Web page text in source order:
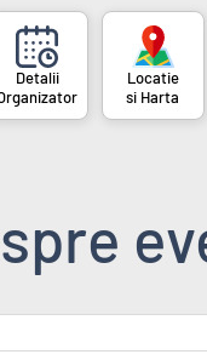
si Harta